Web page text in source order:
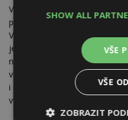
Vnější vlivy, hlavně sníh a
prostředí. Pokud tam
V opačném případě jim
je možné, ale je to zásah
nedostatečné výšce krokví
vhodné zesílit tloušťku
i nadkrokevní dílce se zámky
vylisovanou hranu pro
SHOW ALL
VŠE
VŠE
ZOBRAZIT